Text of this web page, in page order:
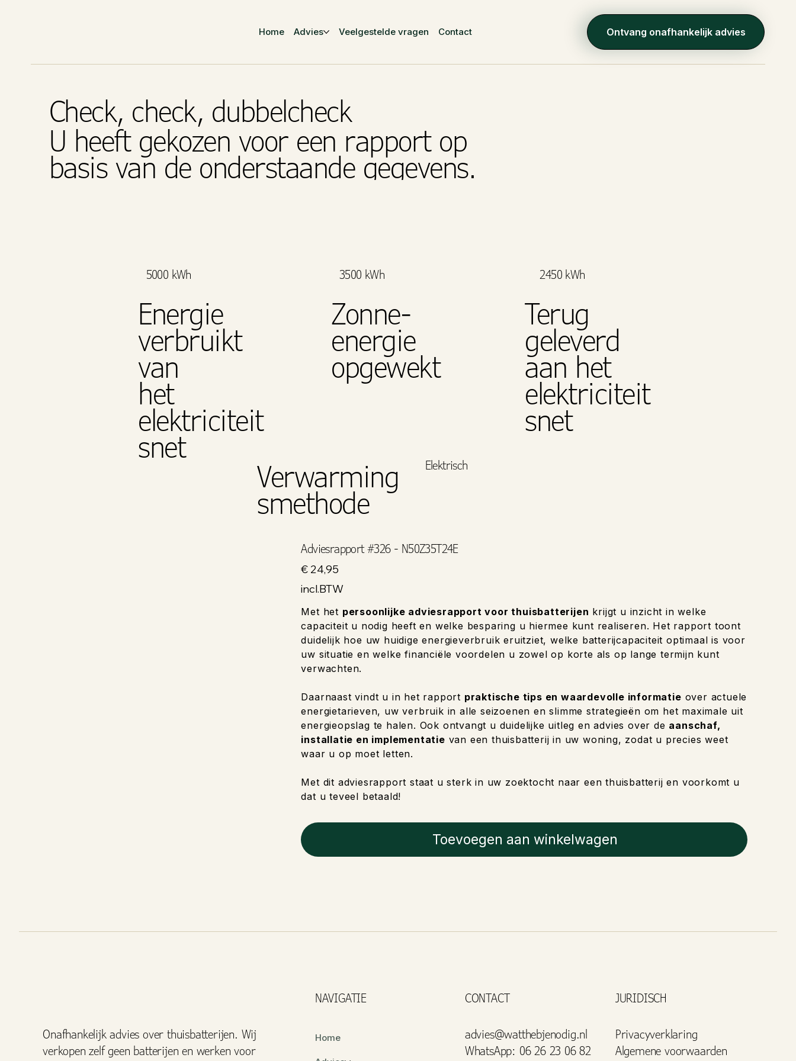
Home Advies Veelgestelde vragen Contact Ontvang onafhankelijk advies
Check, check, dubbelcheck
U heeft gekozen voor een rapport op
basis van de onderstaande gegevens.
5000 kWh
Energie
verbruikt
van
het
elektriciteit
snet
3500 kWh
Zonne-
energie
opgewekt
2450 kWh
Terug
geleverd
aan het
elektriciteit
snet
Verwarming
smethode
Elektrisch
Adviesrapport #326 - N50Z35T24E
Prijs
€ 24,95
incl.BTW
Met het persoonlijke adviesrapport voor thuisbatterijen krijgt u inzicht in welke
capaciteit u nodig heeft en welke besparing u hiermee kunt realiseren. Het rapport toont
duidelijk hoe uw huidige energieverbruik eruitziet, welke batterijcapaciteit optimaal is voor
uw situatie en welke financiële voordelen u zowel op korte als op lange termijn kunt
verwachten.
Daarnaast vindt u in het rapport praktische tips en waardevolle informatie over actuele
energietarieven, uw verbruik in alle seizoenen en slimme strategieën om het maximale uit
energieopslag te halen. Ook ontvangt u duidelijke uitleg en advies over de aanschaf,
installatie en implementatie van een thuisbatterij in uw woning, zodat u precies weet
waar u op moet letten.
Met dit adviesrapport staat u sterk in uw zoektocht naar een thuisbatterij en voorkomt u
dat u teveel betaald!
Toevoegen aan winkelwagen
NAVIGATIE CONTACT JURIDISCH
Onafhankelijk advies over thuisbatterijen. Wij
verkopen zelf geen batterijen en werken voor
Home
advies@watthebjenodig.nl
WhatsApp: 06 26 23 06 82
Privacyverklaring
Algemene voorwaarden